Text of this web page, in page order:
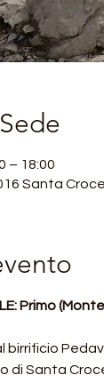
– 18:00
Santa
Primo
birrificio
di Santa